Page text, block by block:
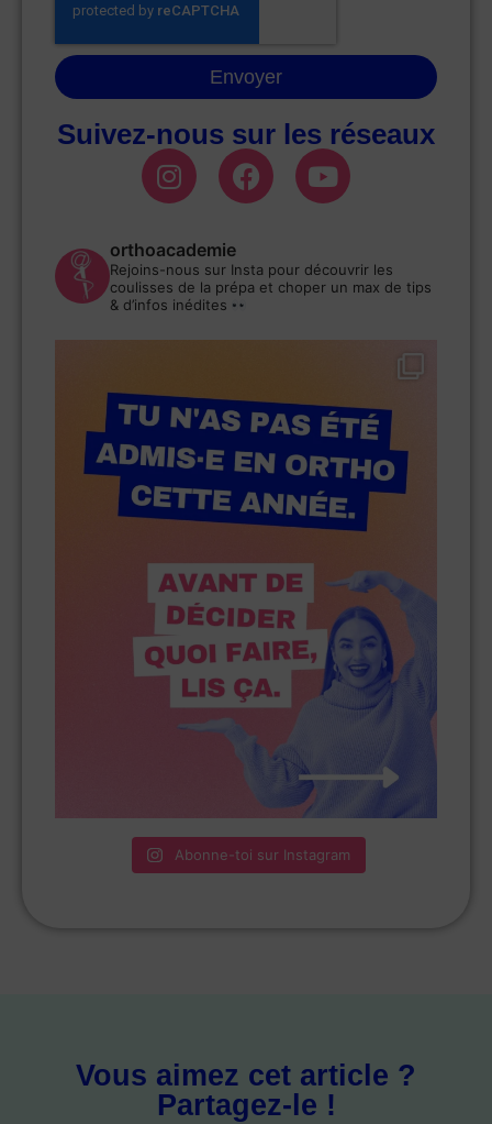
Envoyer
Suivez-nous sur les réseaux
orthoacademie
Rejoins-nous sur Insta pour découvrir les
coulisses de la prépa et choper un max de tips
& d’infos inédites
Abonne-toi sur Instagram
Vous aimez cet article ?
Partagez-le !